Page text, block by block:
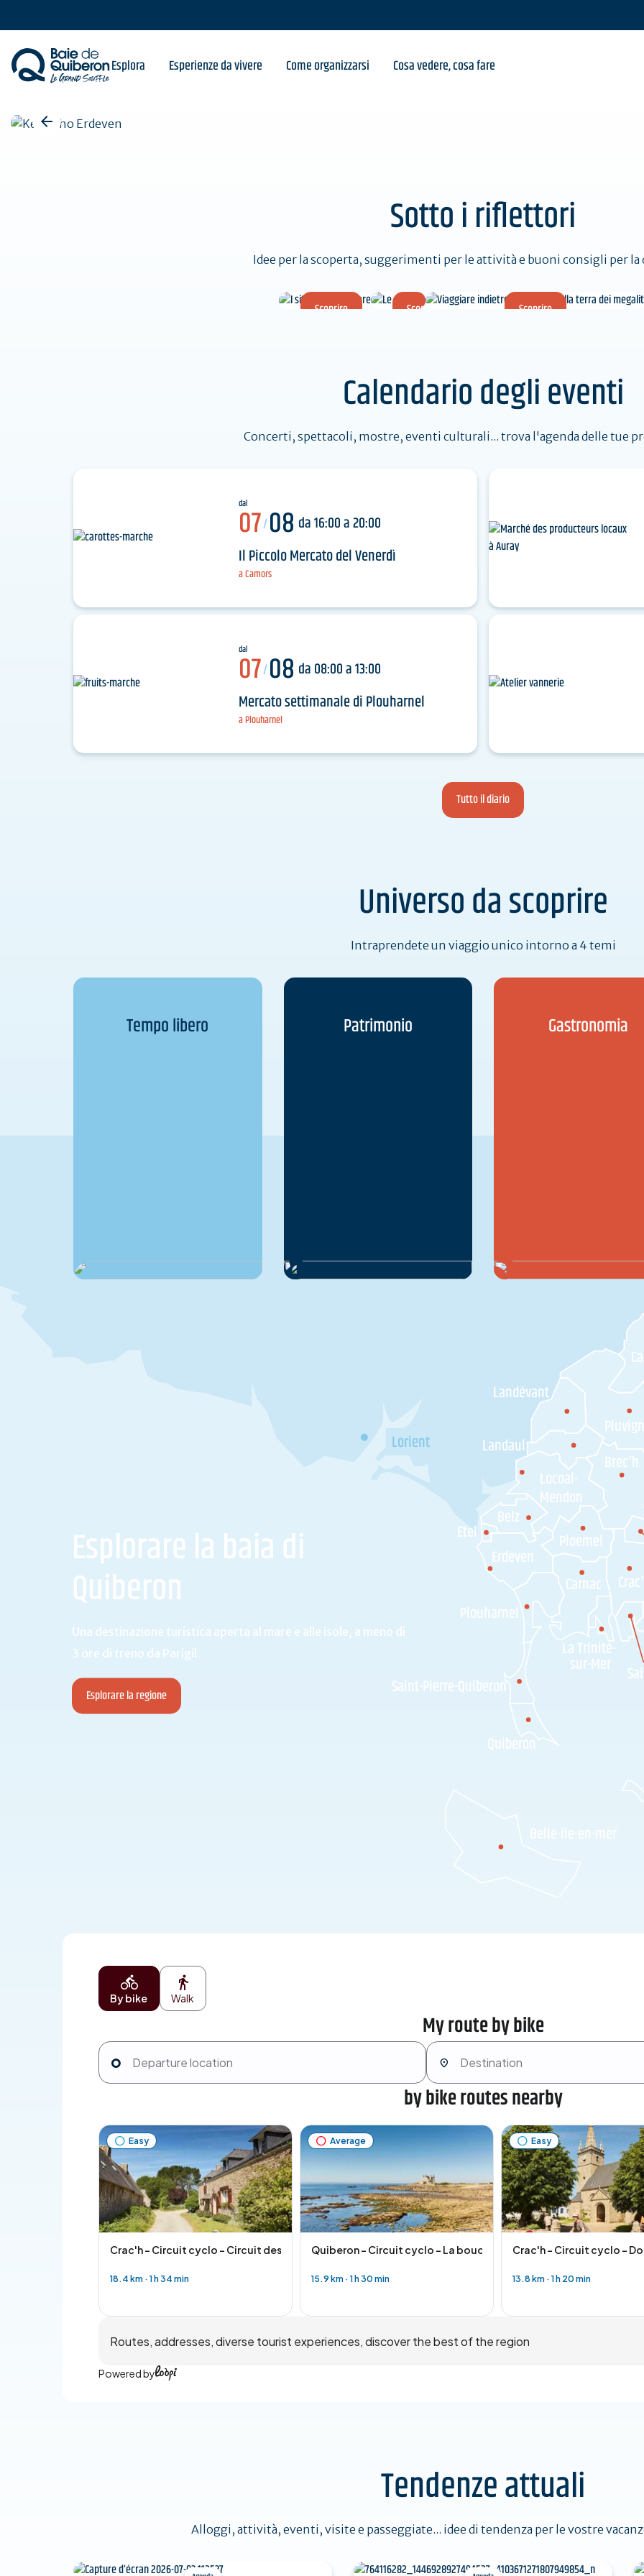
content
Esplora Esperienze da vivere Come organizzarsi Cosa vedere, cosa fare
Benvenuti a Quiberon Bay
Sotto i riflettori
Idee per la scoperta, suggerimenti per le attività e buoni consigli per la
perdere
Scoprire Scoprire Scoprire
Calendario degli eventi
Concerti, spettacoli, mostre, eventi culturali... trova l'agenda delle tue
dal
07/08 da 16:00 a 20:00
Il Piccolo Mercato del Venerdì
a Camors
dal
07/08 da 08:00 a 13:00
Mercato settimanale di Plouharnel
a Plouharnel
Tutto il diario
Universo da scoprire
Intraprendete un viaggio unico intorno a 4 temi
Tempo libero Patrimonio Gastronomia
Esplorare la baia di
Quiberon
Una destinazione turistica aperta al mare e alle isole, a meno di
3 ore di treno da Parigi!
Esplorare la regione
Lorient
Ploemel
Locoal-
Mendon
Landaul
Landévant
Brec'h
Belz
Quiberon
Saint-Pierre-Quiberon
Erdeven
La Trinité-
sur-Mer
Plouharnel
Carnac
Etel
Belle-île-en-mer
By bike Walk
My route by bike
by bike routes nearby
Easy
Crac'h - Circuit cyclo - Circuit des trois ponts
18.4 km · 1 h 34 min
Average
Quiberon - Circuit cyclo - La boucle de Quiberon
15.9 km · 1 h 30 min
Easy
Crac'h - Circuit cyclo -
13.8 km · 1 h 20 min
Routes, addresses, diverse tourist experiences, discover the best of the region
Powered by
Tendenze attuali
Alloggi, attività, eventi, visite e passeggiate... idee di tendenza per le vostre